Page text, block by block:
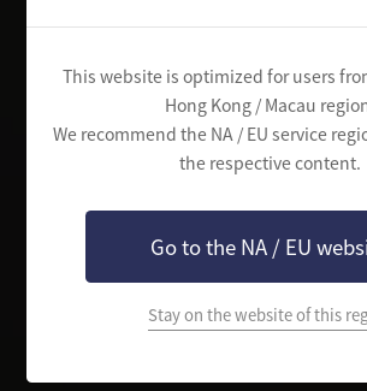
This website is optimized for users
Hong Kong / Macau
We recommend the NA / EU service
the respective content.
Go to the NA / EU
Stay on the website of this
選擇職業
請選擇進行尋找古代真相冒險的職